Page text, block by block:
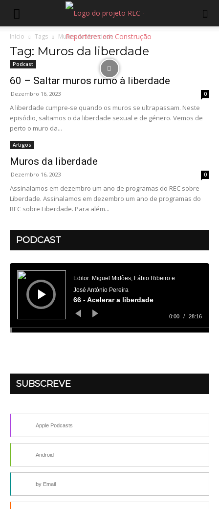
Início Tags Muros da liberdade
Tag: Muros da liberdade
Podcast
60 – Saltar muros rumo à liberdade
Dezembro 16, 2023 0
A liberdade cumpre-se quando os muros se ultrapassam. Neste
episódio, saltamos o da liberdade sexual e de género. Vemos de
perto o muro da...
Artigos
Muros da liberdade
Dezembro 16, 2023 0
Assinalamos em dezembro um ano de programas do REC sobre
Liberdade. Assinalamos em dezembro um ano de programas do
REC sobre Liberdade. Para além...
PODCAST
Reprodutor
áudio
Editor: Miguel Midões, Fábio Ribeiro e
José António Pereira
66 - Acelerar a liberdade
0:00 / 28:16
SUBSCREVE
Apple Podcasts
Android
by Email